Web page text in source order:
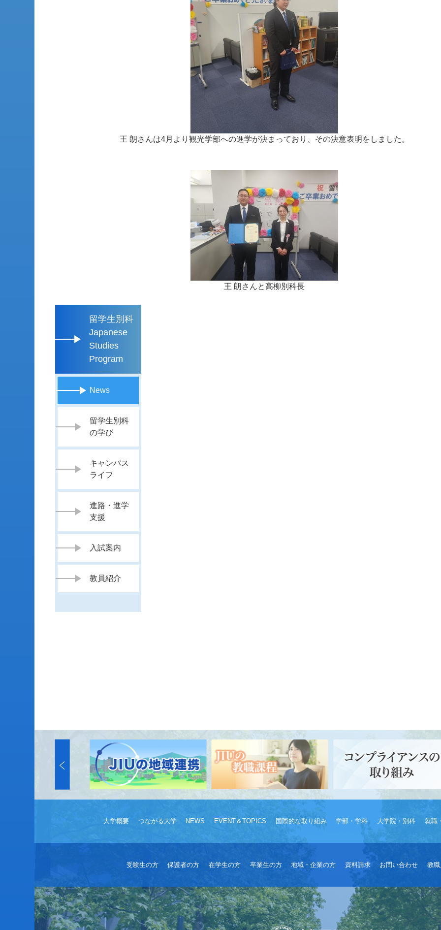
王 朗さんは4月より観光学部への進学が決まっており、その決意表明をしました。
王 朗さんと高柳別科長
留学生別科
Japanese
Studies
Program
News
留学生別科
の学び
キャンパス
ライフ
進路・進学
支援
入試案内
教員紹介
大学概要 つながる大学 NEWS EVENT＆TOPICS 国際的な取り組み 学部・学科 大学院・別科 就職
受験生の方 保護者の方 在学生の方 卒業生の方 地域・企業の方 資料請求 お問い合わせ 教